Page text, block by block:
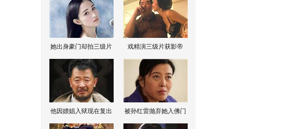
她出身豪门却拍三级片 戏精演三级片获影帝
他因嫖娼入狱现在复出 被孙红雷抛弃她入佛门